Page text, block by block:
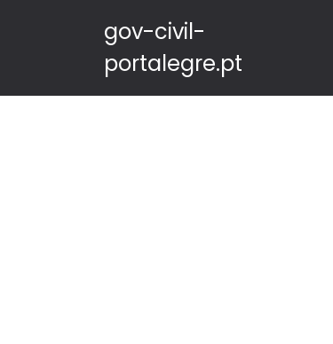
gov-civil-
portalegre.pt